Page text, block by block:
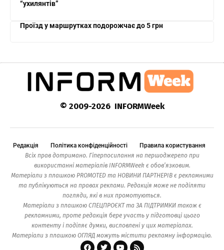
“ухилянтів”
Проїзд у маршрутках подорожчає до 5 грн
© 2009-2026 INFORMWeek
Редакція Політика конфіденційності
Правила користування
Всіх прав дотримано. Гіперпосилання на першоджерело при
використанні матеріалів INFORMWeek є обов’язковим.
Матеріали з плашкою PROMOTED та НОВИНИ ПАРТНЕРІВ є рекламними
та публікуються на правах реклами. Редакція може не поділяти
погляди, які в них промотуються.
Матеріали з плашкою СПЕЦПРОЄКТ та ЗА ПІДТРИМКИ також є
рекламними, проте редакція бере участь у підготовці цього
контенту і поділяє думки, висловлені у цих матеріалах.
Матеріали з плашкою ОГЛЯД можуть містити рекламну інформацію.